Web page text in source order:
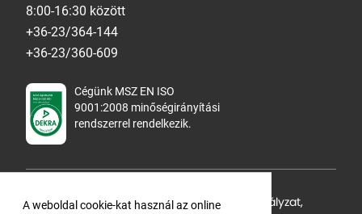
A weboldal cookie-kat használ az online
8:00-16:30 között
+36-23/364-144
+36-23/360-609
Cégünk MSZ EN ISO
9001:2008 minőségirányítási
rendszerrel rendelkezik.
Adatvédelmi tájékoztató,Cookie Szabályzat,